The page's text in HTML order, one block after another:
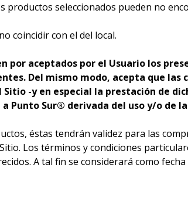
seleccionados pueden no
coincidir con el del local.
aceptados por el Usuario los
Del mismo modo, acepta que las
-y en especial la prestación de
Punto Sur® derivada del uso y/o de
éstas tendrán validez para las
Los términos y condiciones
A tal fin se considerará como